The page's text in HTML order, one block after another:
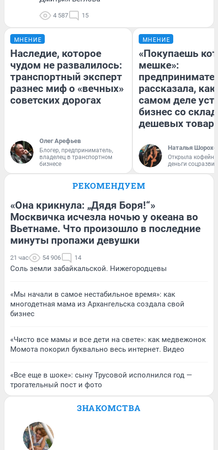
4 587 15
МНЕНИЕ
Наследие, которое
чудом не развалилось:
транспортный эксперт
разнес миф о «вечных»
советских дорогах
Олег Арефьев
Блогер, предприниматель,
владелец в транспортном
бизнесе
МНЕНИЕ
«Покупаешь
мешке»:
рассказала, как
самом деле
бизнес со
дешевых
Наталья
Открыла
деньги
РЕКОМЕНДУЕМ
«Она крикнула: „Дядя Боря!“»
Москвичка исчезла ночью у океана во
Вьетнаме. Что произошло в последние
минуты пропажи девушки
21 час 54 906 14
Соль земли забайкальской. Нижегородцевы
«Мы начали в самое нестабильное время»: как
многодетная мама из Архангельска создала свой
бизнес
«Чисто все мамы и все дети на свете»: как медвежонок
Момота покорил буквально весь интернет. Видео
«Все еще в шоке»: сыну Трусовой исполнился год —
трогательный пост и фото
ЗНАКОМСТВА